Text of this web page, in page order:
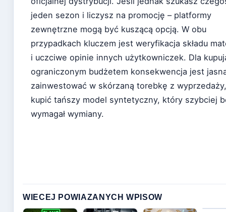
jeden sezon i liczysz na promocję – platformy
zewnętrzne mogą być kuszącą opcją. W obu
przypadkach kluczem jest weryfikacja składu
i uczciwe opinie innych użytkowniczek. Dla
ograniczonym budżetem konsekwencja jest
zainwestować w skórzaną torebkę z
kupić tańszy model syntetyczny, który szybciej
wymagał wymiany.
WIECEJ POWIAZANYCH WPISOW